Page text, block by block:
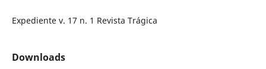
Expediente v. 17 n. 1 Revista Trágica
Downloads